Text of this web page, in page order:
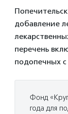
добавление
перечень
подопечных
Фонд
года для